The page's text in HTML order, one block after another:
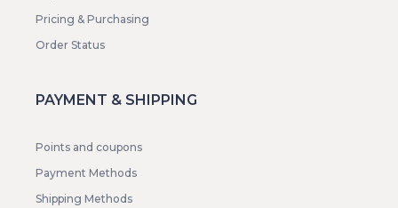
Pricing & Purchasing
Order Status
PAYMENT & SHIPPING
Points and coupons
Payment Methods
Shipping Methods